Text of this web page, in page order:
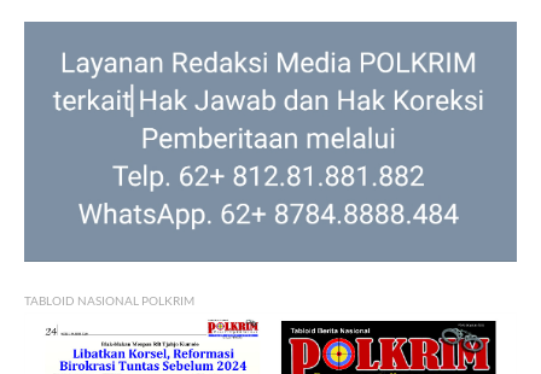
TABLOID NASIONAL POLKRIM